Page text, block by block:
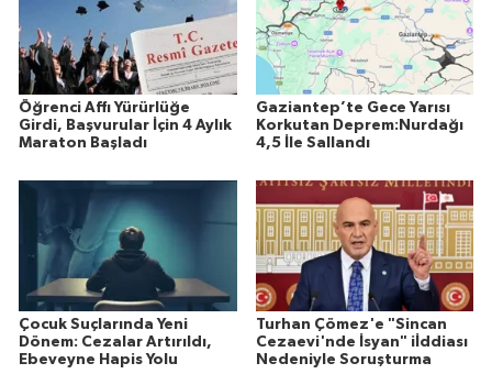
Öğrenci Affı Yürürlüğe
Girdi, Başvurular İçin 4 Aylık
Maraton Başladı
Gaziantep’te Gece Yarısı
Korkutan Deprem:Nurdağı
4,5 İle Sallandı
Çocuk Suçlarında Yeni
Dönem: Cezalar Artırıldı,
Ebeveyne Hapis Yolu
Turhan Çömez'e "Sincan
Cezaevi'nde İsyan" iİddiası
Nedeniyle Soruşturma